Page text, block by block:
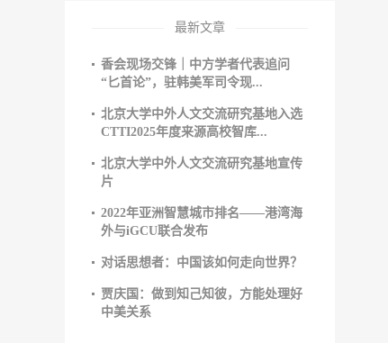
最新文章
香会现场交锋｜中方学者代表追问
“匕首论”，驻韩美军司令现...
北京大学中外人文交流研究基地入选
CTTI2025年度来源高校智库...
北京大学中外人文交流研究基地宣传
片
2022年亚洲智慧城市排名——港湾海
外与iGCU联合发布
对话思想者：中国该如何走向世界？
贾庆国：做到知己知彼，方能处理好
中美关系